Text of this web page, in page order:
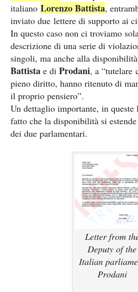
italianoLorenzo Battista,
inviato due lettere di supporto ai
In questo caso non ci troviamo
descrizione di una serie di
singoli, ma anche alla
Battista e diProdani, a
pieno diritto, hanno ritenuto di
il proprio pensiero”.
Un dettaglio importante, in queste
fatto che la disponibilità si
dei due parlamentari.
Letter from
Deputy of the
Italian
Prodani